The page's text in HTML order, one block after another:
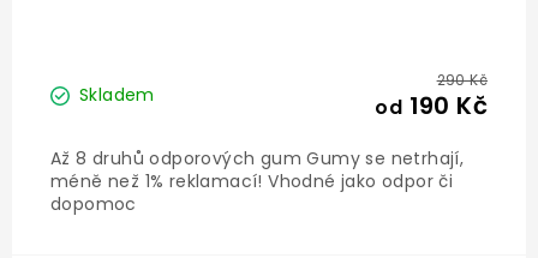
Skladem
290 Kč
od 190 Kč
Až 8 druhů odporových gum Gumy se netrhají,
méně než 1% reklamací! Vhodné jako odpor či
dopomoc